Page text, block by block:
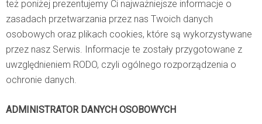
też poniżej prezentujemy Ci najważniejsze informacje o
zasadach przetwarzania przez nas Twoich danych
osobowych oraz plikach cookies, które są wykorzystywane
przez nasz Serwis. Informacje te zostały przygotowane z
uwzględnieniem RODO, czyli ogólnego rozporządzenia o
ochronie danych.
ADMINISTRATOR DANYCH OSOBOWYCH